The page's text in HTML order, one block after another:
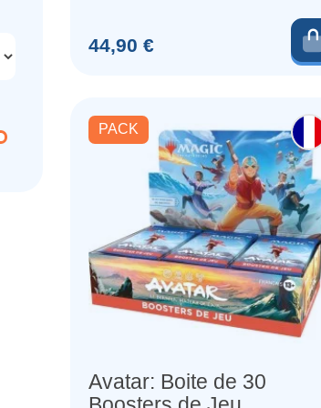
Prix
44,90 €
Avatar: Boite de 30
PACK